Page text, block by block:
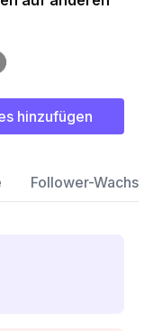
hinzufügen
Follower-